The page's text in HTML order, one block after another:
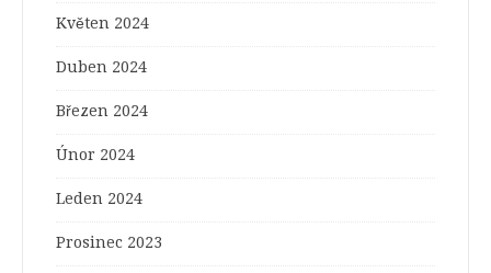
Květen 2024
Duben 2024
Březen 2024
Únor 2024
Leden 2024
Prosinec 2023